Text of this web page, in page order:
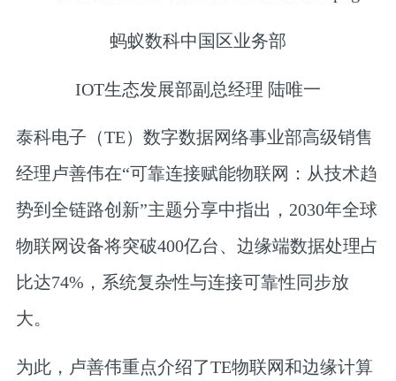
蚂蚁数科中国区业务部
IOT生态发展部副总经理 陆唯一
泰科电子（TE）数字数据网络事业部高级销售
经理卢善伟在“可靠连接赋能物联网：从技术趋
势到全链路创新”主题分享中指出，2030年全球
物联网设备将突破400亿台、边缘端数据处理占
比达74%，系统复杂性与连接可靠性同步放
大。
为此，卢善伟重点介绍了TE物联网和边缘计算